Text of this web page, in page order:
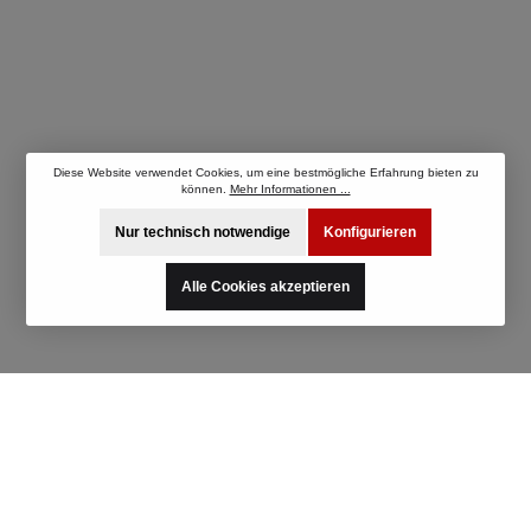
Diese Website verwendet Cookies, um eine bestmögliche Erfahrung bieten zu
können. Mehr Informationen ...
Nur technisch notwendige Konfigurieren
Alle Cookies akzeptieren